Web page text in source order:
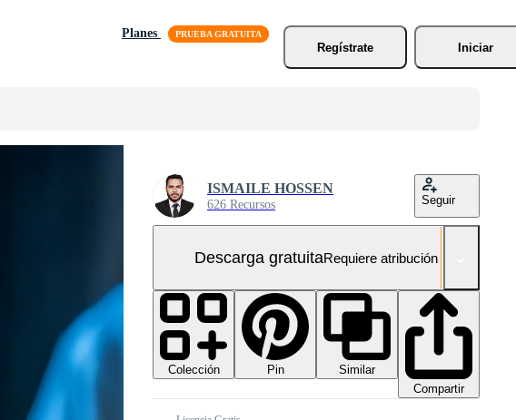
Planes
Regístrate
Iniciar
ISMAILE HOSSEN
626 Recursos Seguir
Descarga gratuitaRequiere atribución
Colección Pin
Similar
Compartir